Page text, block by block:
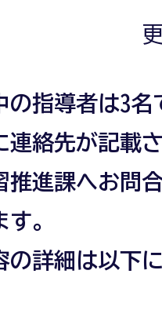
の指導者は3名
連絡先が記載
推進課へお問
。
の詳細は以下